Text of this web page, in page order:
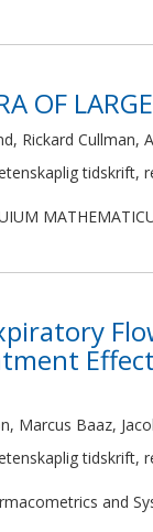
OF
Rickard Cullman,
tidskrift,
Marcus Baaz,
tidskrift,
and